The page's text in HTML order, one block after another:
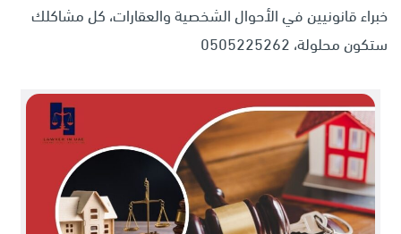
خبراء قانونيين في الأحوال الشخصية والعقارات، كل مشاكلك
ستكون محلولة، 0505225262